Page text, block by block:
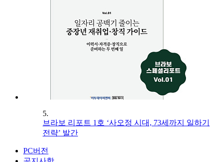
5.
브라보 리포트 1호 ‘사오정 시대, 73세까지 일하기
전략’ 발간
PC버전